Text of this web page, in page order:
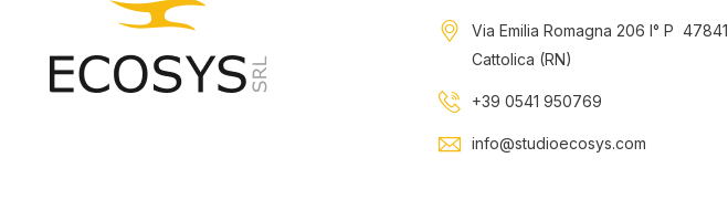
Via Emilia Romagna 206 I° P 47841
Cattolica (RN)
+39 0541 950769
info@studioecosys.com